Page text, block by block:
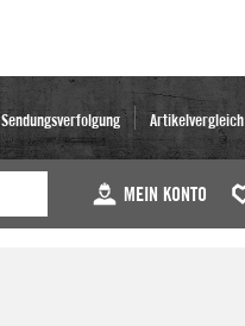
Sendungsverfolgung Artikelvergleich
MEIN KONTO